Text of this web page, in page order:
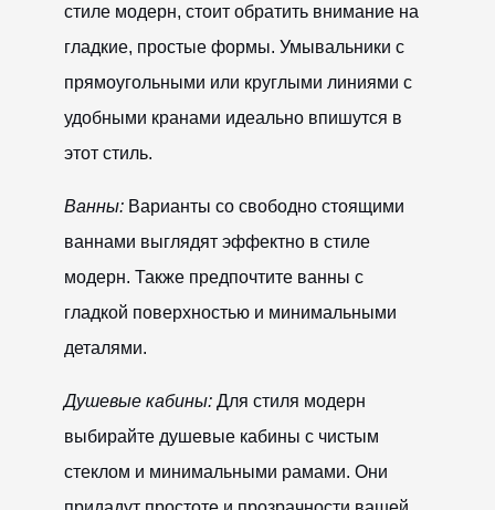
стиле модерн, стоит обратить внимание на
гладкие, простые формы. Умывальники с
прямоугольными или круглыми линиями с
удобными кранами идеально впишутся в
этот стиль.
Ванны:Варианты со свободно стоящими
ваннами выглядят эффектно в стиле
модерн. Также предпочтите ванны с
гладкой поверхностью и минимальными
деталями.
Душевые кабины:Для стиля модерн
выбирайте душевые кабины с чистым
стеклом и минимальными рамами. Они